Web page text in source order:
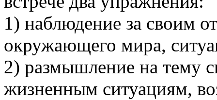
1) наблюдение за своим
окружающего мира,
2) размышление на тему
жизненным ситуациям,